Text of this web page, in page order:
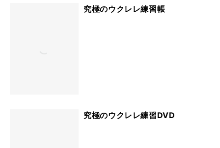
究極のウクレレ練習帳
究極のウクレレ練習DVD